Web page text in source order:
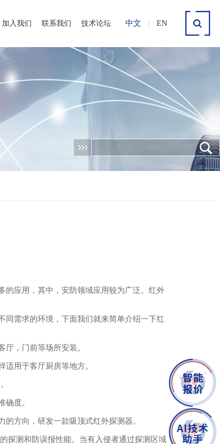
中文 | EN
加入我们 联系我们 技术论坛
应用，其中，安防领域应用较为广泛。红外
同需求的环境，下面我们就来简单介绍一下红
，门前等场所安装。
用于客厅厨房等地方。
确度。
方向，研发一款吸顶式红外探测器。
探测和防误报性能。当有入侵者通过探测区域